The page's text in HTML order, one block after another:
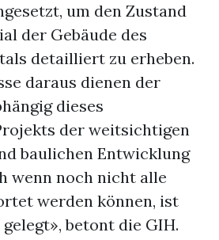
um den Zustand
der Gebäude des
detailliert zu erheben.
daraus dienen der
dieses
der weitsichtigen
baulichen Entwicklung
wenn noch nicht alle
werden können, ist
betont die GIH.